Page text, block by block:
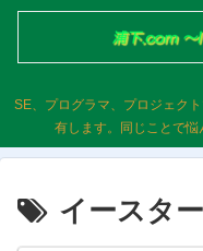
SE、プログラマ、プロジェク
有します。同じことで悩
イースタ